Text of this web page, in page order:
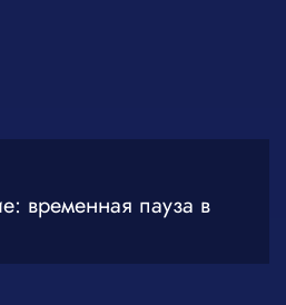
временная пауза в